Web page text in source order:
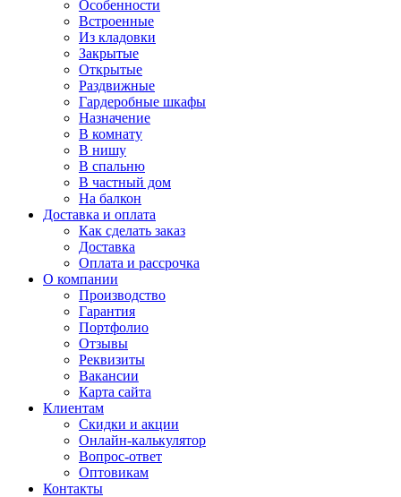
Особенности
Встроенные
Из кладовки
Закрытые
Открытые
Раздвижные
Гардеробные шкафы
Назначение
В комнату
В нишу
В спальню
В частный дом
На балкон
Доставка и оплата
Как сделать заказ
Доставка
Оплата и рассрочка
О компании
Производство
Гарантия
Портфолио
Отзывы
Реквизиты
Вакансии
Карта сайта
Клиентам
Скидки и акции
Онлайн-калькулятор
Вопрос-ответ
Оптовикам
Контакты